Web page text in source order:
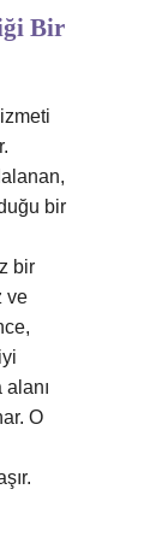
Bir
bir
bir
ve
O